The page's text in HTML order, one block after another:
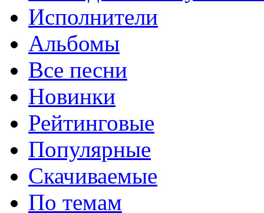
Исполнители
Альбомы
Все песни
Новинки
Рейтинговые
Популярные
Скачиваемые
По темам